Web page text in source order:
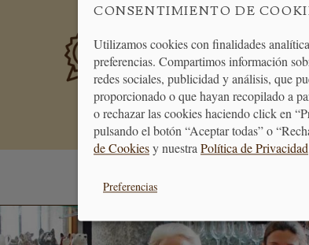
PREMIAMOS TUS COMPRAS
Consigue puntos en tus compras que
se transformarán en vales descuento
CONSENTIMIENTO DE
Utilizamos cookies con finalidades
preferencias. Compartimos información
redes sociales, publicidad y análisis, que
proporcionado o que hayan recopilado a
o rechazar las cookies haciendo click en
pulsando el botón “Aceptar todas” o
de Cookiesy nuestraPolítica de Privacidad
Preferencias